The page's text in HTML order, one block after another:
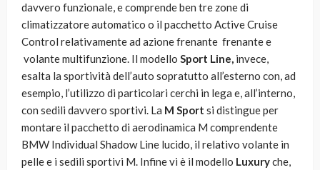
davvero funzionale, e comprende ben tre zone di
climatizzatore automatico o il pacchetto Active Cruise
Control relativamente ad azione frenante frenante e
volante multifunzione. Il modello Sport Line, invece,
esalta la sportività dell’auto sopratutto all’esterno con, ad
esempio, l’utilizzo di particolari cerchi in lega e, all’interno,
con sedili davvero sportivi. La M Sport si distingue per
montare il pacchetto di aerodinamica M comprendente
BMW Individual Shadow Line lucido, il relativo volante in
pelle e i sedili sportivi M. Infine vi è il modello Luxuryche,